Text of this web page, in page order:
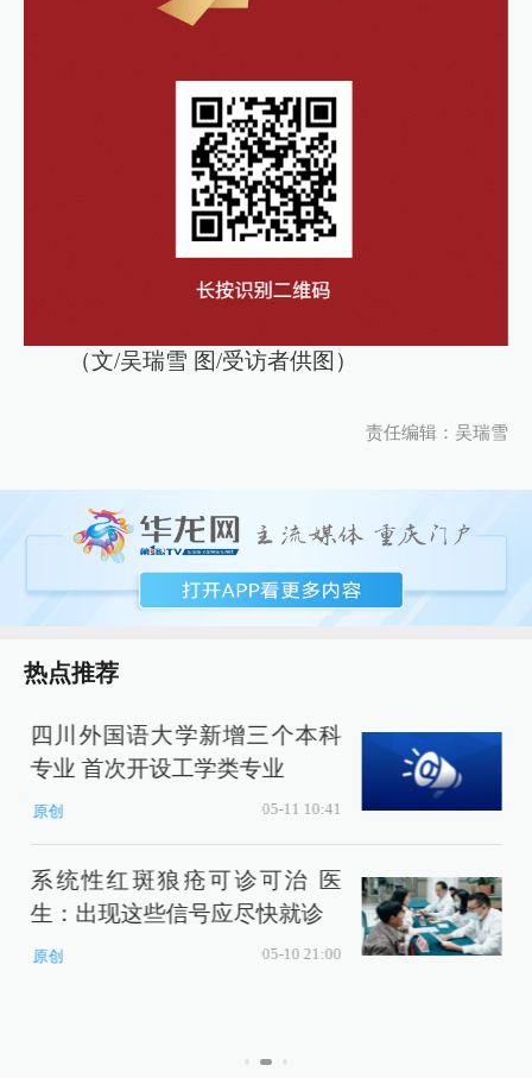
（文/吴瑞雪 图/受访者供图）
责任编辑：吴瑞雪
热点推荐
四川外国语大学新增三个本科
专业 首次开设工学类专业
原创 05-11 10:41
系统性红斑狼疮可诊可治 医
生：出现这些信号应尽快就诊
原创 05-10 21:00